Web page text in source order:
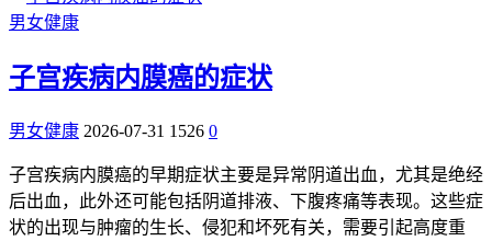
男女健康
子宫疾病内膜癌的症状
男女健康 2026-07-31 1526 0
子宫疾病内膜癌的早期症状主要是异常阴道出血，尤其是绝经
后出血，此外还可能包括阴道排液、下腹疼痛等表现。这些症
状的出现与肿瘤的生长、侵犯和坏死有关，需要引起高度重